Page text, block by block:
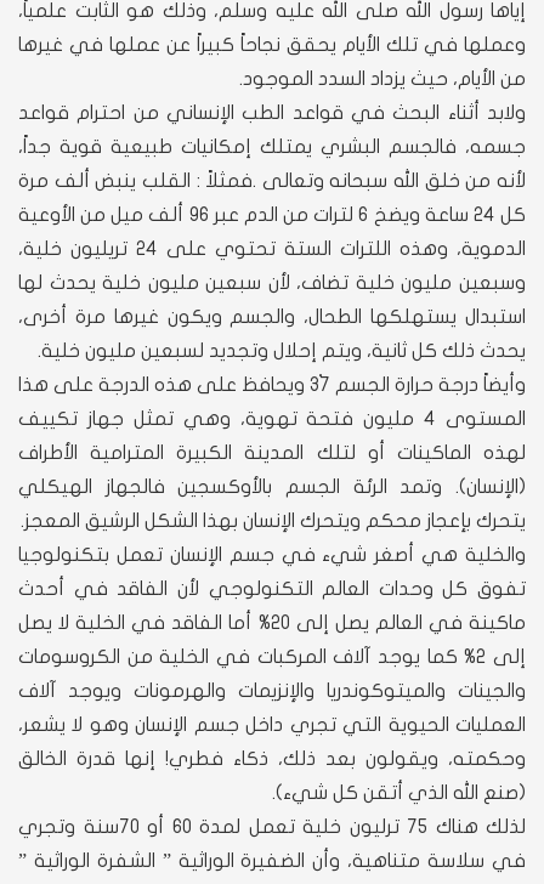
إياها رسول الله صلى الله عليه وسلم، وذلك هو الثابت علمياً،
وعملها في تلك الأيام يحقق نجاحاً كبيراً عن عملها في غيرها
من الأيام، حيث يزداد السدد الموجود.
ولابد أثناء البحث في قواعد الطب الإنساني من احترام قواعد
جسمه، فالجسم البشري يمتلك إمكانيات طبيعية قوية جداً،
لأنه من خلق الله سبحانه وتعالى .فمثلاً : القلب ينبض ألف مرة
كل 24 ساعة ويضخ 6 لترات من الدم عبر 96 ألف ميل من الأوعية
الدموية، وهذه اللترات الستة تحتوي على 24 تريليون خلية،
وسبعين مليون خلية تضاف، لأن سبعين مليون خلية يحدث لها
استبدال يستهلكها الطحال، والجسم ويكون غيرها مرة أخرى،
يحدث ذلك كل ثانية، ويتم إحلال وتجديد لسبعين مليون خلية.
وأيضاً درجة حرارة الجسم 37ْ ويحافظ على هذه الدرجة على هذا
المستوى 4 مليون فتحة تهوية، وهي تمثل جهاز تكييف
لهذه الماكينات أو لتلك المدينة الكبيرة المترامية الأطراف
(الإنسان). وتمد الرئة الجسم بالأوكسجين فالجهاز الهيكلي
يتحرك بإعجاز محكم ويتحرك الإنسان بهذا الشكل الرشيق المعجز.
والخلية هي أصغر شيء في جسم الإنسان تعمل بتكنولوجيا
تفوق كل وحدات العالم التكنولوجي لأن الفاقد في أحدث
ماكينة في العالم يصل إلى 20% أما الفاقد في الخلية لا يصل
إلى 2% كما يوجد آلاف المركبات في الخلية من الكروسومات
والجينات والميتوكوندريا والإنزيمات والهرمونات ويوجد آلاف
العمليات الحيوية التي تجري داخل جسم الإنسان وهو لا يشعر،
وحكمته، ويقولون بعد ذلك، ذكاء فطري! إنها قدرة الخالق
(صنع الله الذي أتقن كل شيء).
لذلك هناك 75 ترليون خلية تعمل لمدة 60 أو 70سنة وتجري
في سلاسة متناهية، وأن الضفيرة الوراثية ” الشفرة الوراثية ”